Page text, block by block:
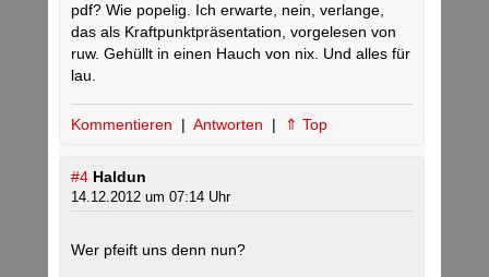
pdf? Wie popelig. Ich erwarte, nein, verlange,
das als Kraftpunktpräsentation, vorgelesen von
ruw. Gehüllt in einen Hauch von nix. Und alles für
lau.
Kommentieren | Antworten | ⇑ Top
#4 Haldun
14.12.2012 um 07:14 Uhr
Wer pfeift uns denn nun?